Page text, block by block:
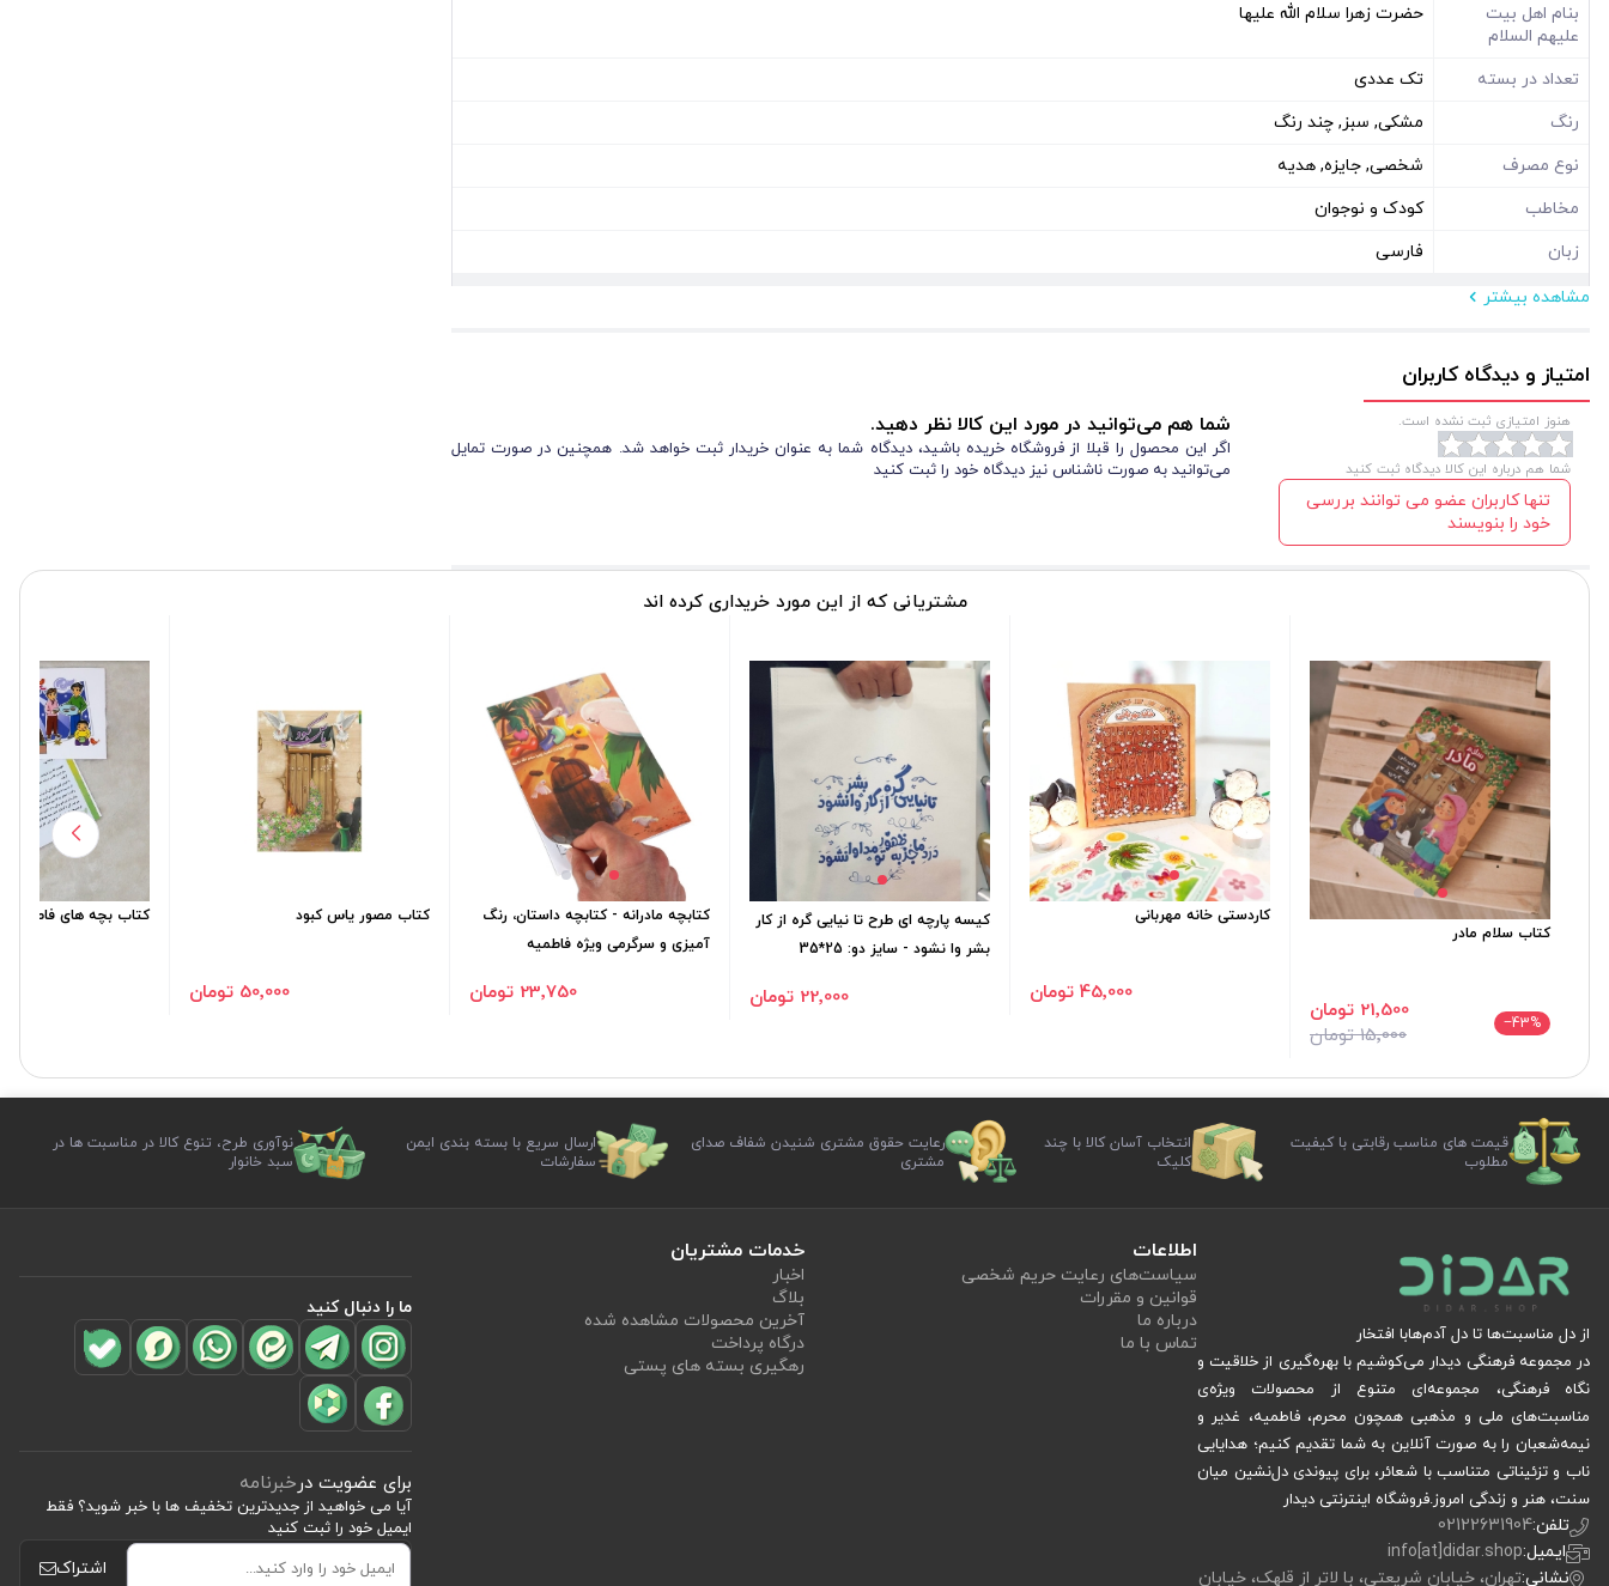
بنام اهل بیت
علیهم السلام
حضرت زهرا سلام الله علیها
تعداد در بسته
تک عددی
رنگ
مشکی, سبز, چند رنگ
نوع مصرف
شخصی, جایزه, هدیه
مخاطب
کودک و نوجوان
زبان
فارسی
مشخصات فیزیکی
نوع بسته بندی
بدون بسته بندی
شکل
مشاهده بیشتر
امتیاز و دیدگاه کاربران
هنوز امتیازی ثبت نشده است.
شما هم درباره این کالا دیدگاه ثبت کنید
تنها کاربران عضو می توانند بررسی
خود را بنویسند
شما هم می‌توانید در مورد این کالا نظر دهید.
اگر این محصول را قبلا از فروشگاه خریده باشید، دیدگاه شما به عنوان خریدار ثبت خواهد شد. همچنین در صورت تمایل
می‌توانید به صورت ناشناس نیز دیدگاه خود را ثبت کنید
مشتریانی که از این مورد خریداری کرده اند
کتاب سلام مادر
‎−43% 15٬000 تومان
21٬500 تومان
کاردستی خانه مهربانی
45٬000 تومان
کیسه پارچه ای طرح تا نیایی گره از کار
بشر وا نشود - سایز دو: 25*35
22٬000 تومان
کتابچه مادرانه - کتابچه داستان، رنگ
آمیزی و سرگرمی ویژه فاطمیه
23٬750 تومان
کتاب مصور یاس کبود
50٬000 تومان
کتاب بچه های فاطمی
قیمت های مناسب رقابتی با کیفیت
مطلوب
انتخاب آسان کالا با چند
کلیک
رعایت حقوق مشتری شنیدن شفاف صدای
مشتری
ارسال سریع با بسته بندی ایمن
سفارشات
نوآوری طرح، تنوع کالا در مناسبت ها در
سبد خانوار
از دل مناسبت‌ها تا دل آدم‌هابا افتخار
در مجموعه فرهنگی دیدار می‌کوشیم با بهره‌گیری از خلاقیت و
نگاه فرهنگی، مجموعه‌ای متنوع از محصولات ویژه‌ی
مناسبت‌های ملی و مذهبی همچون محرم، فاطمیه، غدیر و
نیمه‌شعبان را به صورت آنلاین به شما تقدیم کنیم؛ هدایایی
ناب و تزئیناتی متناسب با شعائر، برای پیوندی دل‌نشین میان
سنت، هنر و زندگی امروز.فروشگاه اینترنتی دیدار
تلفن:02122631904
ایمیل:info[at]didar.shop
نشانی:تهران، خیابان شریعتی، با لاتر از قلهک، خیابان
اطلاعات
سیاست‏‌های رعایت حریم شخصی
قوانین و مقررات
درباره ما
تماس با ما
خدمات مشتریان
اخبار
بلاگ
آخرین محصولات مشاهده شده
درگاه پرداخت
رهگیری بسته های پستی
ما را دنبال کنید
برای عضویت درخبرنامه
آیا می خواهید از جدید‌ترین تخفیف‌ ها با‌ خبر شوید؟ فقط
ایمیل خود را ثبت کنید
اشتراک